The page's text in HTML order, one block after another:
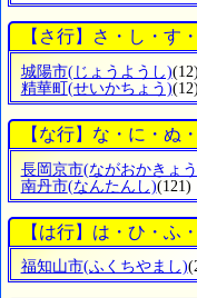
【さ行】さ・し・す
城陽市(じょうようし)
精華町(せいかちょう)
【な行】な・に・ぬ
長岡京市(ながおかきょ
南丹市(なんたんし)
【は行】は・ひ・ふ
福知山市(ふくちやまし)